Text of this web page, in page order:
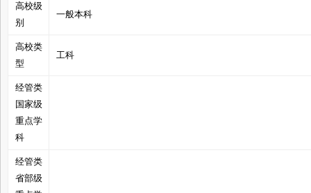
高校级
别
一般本科
高校类
型
工科
经管类
国家级
重点学
科
经管类
省部级